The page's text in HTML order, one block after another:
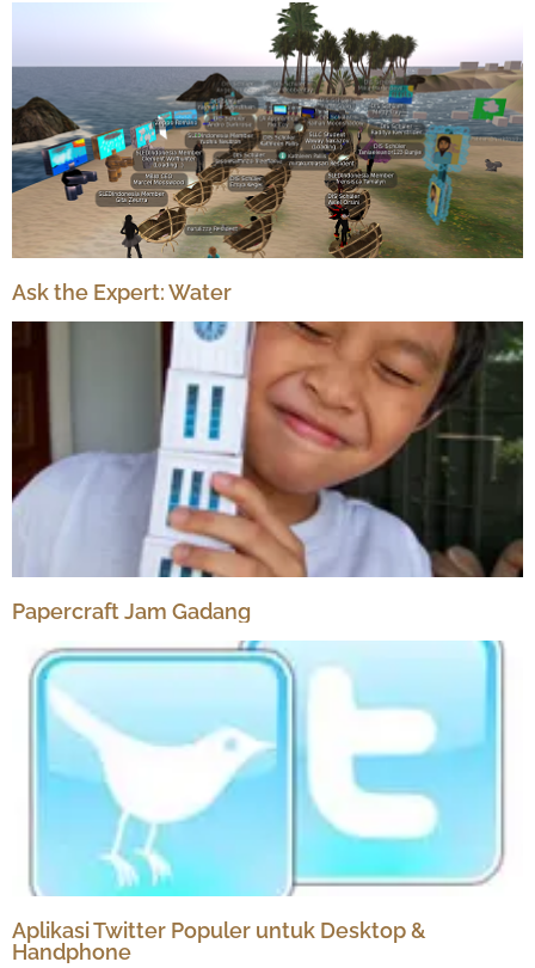
Ask the Expert: Water
Papercraft Jam Gadang
Aplikasi Twitter Populer untuk Desktop &
Handphone